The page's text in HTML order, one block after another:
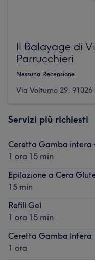
Il Balayage di
Parrucchieri
Nessuna Recensione
Via Volturno 29,
Servizi più richiesti
Ceretta Gamba intera
1 ora 15 min
Epilazione a Cera
15 min
Refill Gel
1 ora 15 min
Ceretta Gamba Intera
1 ora